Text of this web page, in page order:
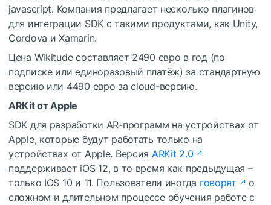
javascript. Компания предлагает несколько плагинов
для интеграции SDK с такими продуктами, как Unity,
Cordova и Xamarin.
Цена Wikitude составляет 2490 евро в год (по
подписке или единоразовый платёж) за стандартную
версию или 4490 евро за cloud-версию.
ARKit от Apple
SDK для разработки AR-программ на устройствах от
Apple, которые будут работать только на
устройствах от Apple. Версия ARKit 2.0
поддерживает iOS 12, в то время как предыдущая –
только IOS 10 и 11. Пользователи иногда говорят
о
сложном и длительном процессе обучения работе с